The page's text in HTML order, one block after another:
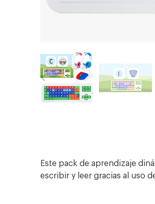
Este pack de aprendizaje
escribir y leer gracias al uso